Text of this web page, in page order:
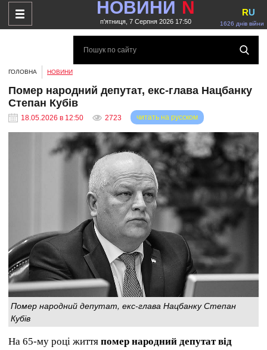
НОВИНИ N
п'ятниця, 7 Серпня 2026 17:50 1626 днів війни
RU
ГОЛОВНА НОВИНИ
Помер народний депутат, екс-глава Нацбанку
Степан Кубів
18.05.2026 в 12:50 2723 читать на русском
Помер народний депутат, екс-глава Нацбанку Степан
Кубів
На 65-му році життя помер народний депутат від